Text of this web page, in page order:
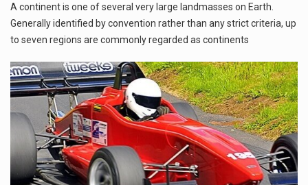
A continent is one of several very large landmasses on Earth.
Generally identified by convention rather than any strict criteria, up
to seven regions are commonly regarded as continents